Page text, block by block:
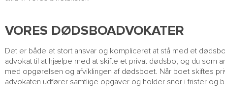
VORES DØDSBOADVOKATER
Det er både et stort ansvar og kompliceret at stå med et
advokat til at hjælpe med at skifte et privat dødsbo, og du som
med opgørelsen og afviklingen af dødsboet. Når boet skiftes
advokaten udfører samtlige opgaver og holder snor i frister og